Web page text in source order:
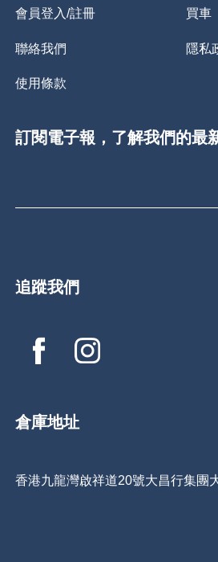
會員登入/註冊 買車
聯絡我們 隱私
使用條款
訂閱電子報，了解我們的最
追蹤我們
倉庫地址
香港九龍灣啟祥道20號大昌行集團